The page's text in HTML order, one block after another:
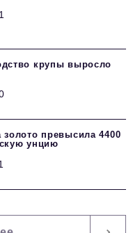
крупы выросло
превысила 4400
унцию